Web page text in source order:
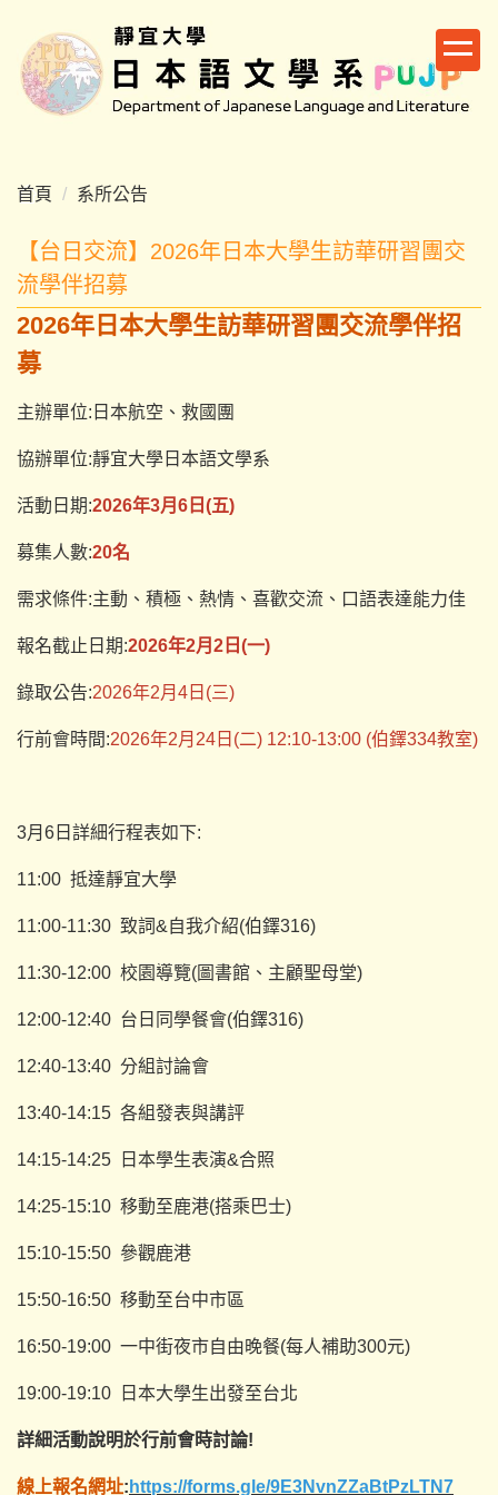
主
要
首頁
系所公告
【台日交流】2026年日本大學生訪華研習團交
流學伴招募
2026年日本大學生訪華研習團交流學伴招
募
主辦單位:日本航空、救國團
協辦單位:靜宜大學日本語文學系
活動日期:2026年3月6日(五)
募集人數:20名
需求條件:主動、積極、熱情、喜歡交流、口語表達能力佳
報名截止日期:2026年2月2日(一)
錄取公告:2026年2月4日(三)
行前會時間:2026年2月24日(二) 12:10-13:00 (伯鐸334教室)
3月6日詳細行程表如下:
11:00 抵達靜宜大學
11:00-11:30 致詞&自我介紹(伯鐸316)
11:30-12:00 校園導覽(圖書館、主顧聖母堂)
12:00-12:40 台日同學餐會(伯鐸316)
12:40-13:40 分組討論會
13:40-14:15 各組發表與講評
14:15-14:25 日本學生表演&合照
14:25-15:10 移動至鹿港(搭乘巴士)
15:10-15:50 參觀鹿港
15:50-16:50 移動至台中市區
16:50-19:00 一中街夜市自由晚餐(每人補助300元)
19:00-19:10 日本大學生出發至台北
詳細活動說明於行前會時討論!
線上報名網址: https://forms.gle/9E3NvnZZaBtPzLTN7